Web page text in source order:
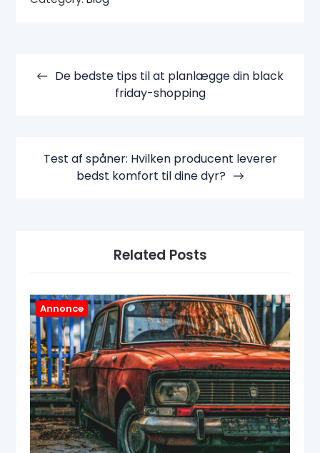
De bedste tips til at planlægge din black
friday-shopping
Test af spåner: Hvilken producent leverer
bedst komfort til dine dyr?
Related Posts
Annonce